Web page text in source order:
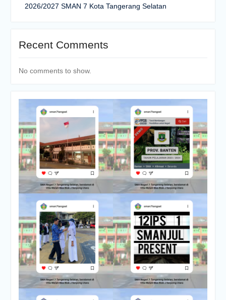
2026/2027 SMAN 7 Kota Tangerang Selatan
Recent Comments
No comments to show.